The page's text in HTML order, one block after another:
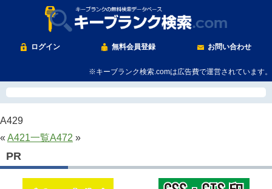
ログイン 無料会員登録 お問い合わせ
※キーブランク検索.comは広告費で運営されています。
A429
« A421一覧A472 »
PR